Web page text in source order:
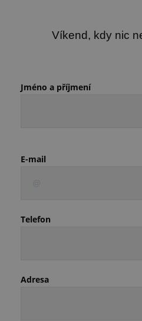
Víkend, kdy nic
Jméno a příjmení
E-mail
Telefon
Adresa